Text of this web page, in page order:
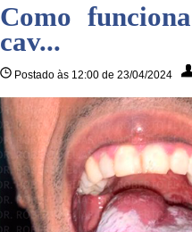
Como
cav...
Postado às 12:00 de 23/04/2024